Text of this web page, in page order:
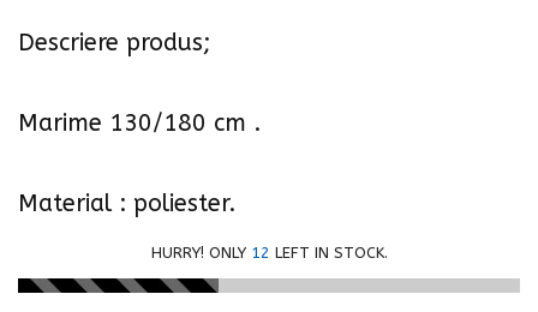
Descriere produs;
Marime 130/180 cm .
Material : poliester.
HURRY! ONLY 12 LEFT IN STOCK.